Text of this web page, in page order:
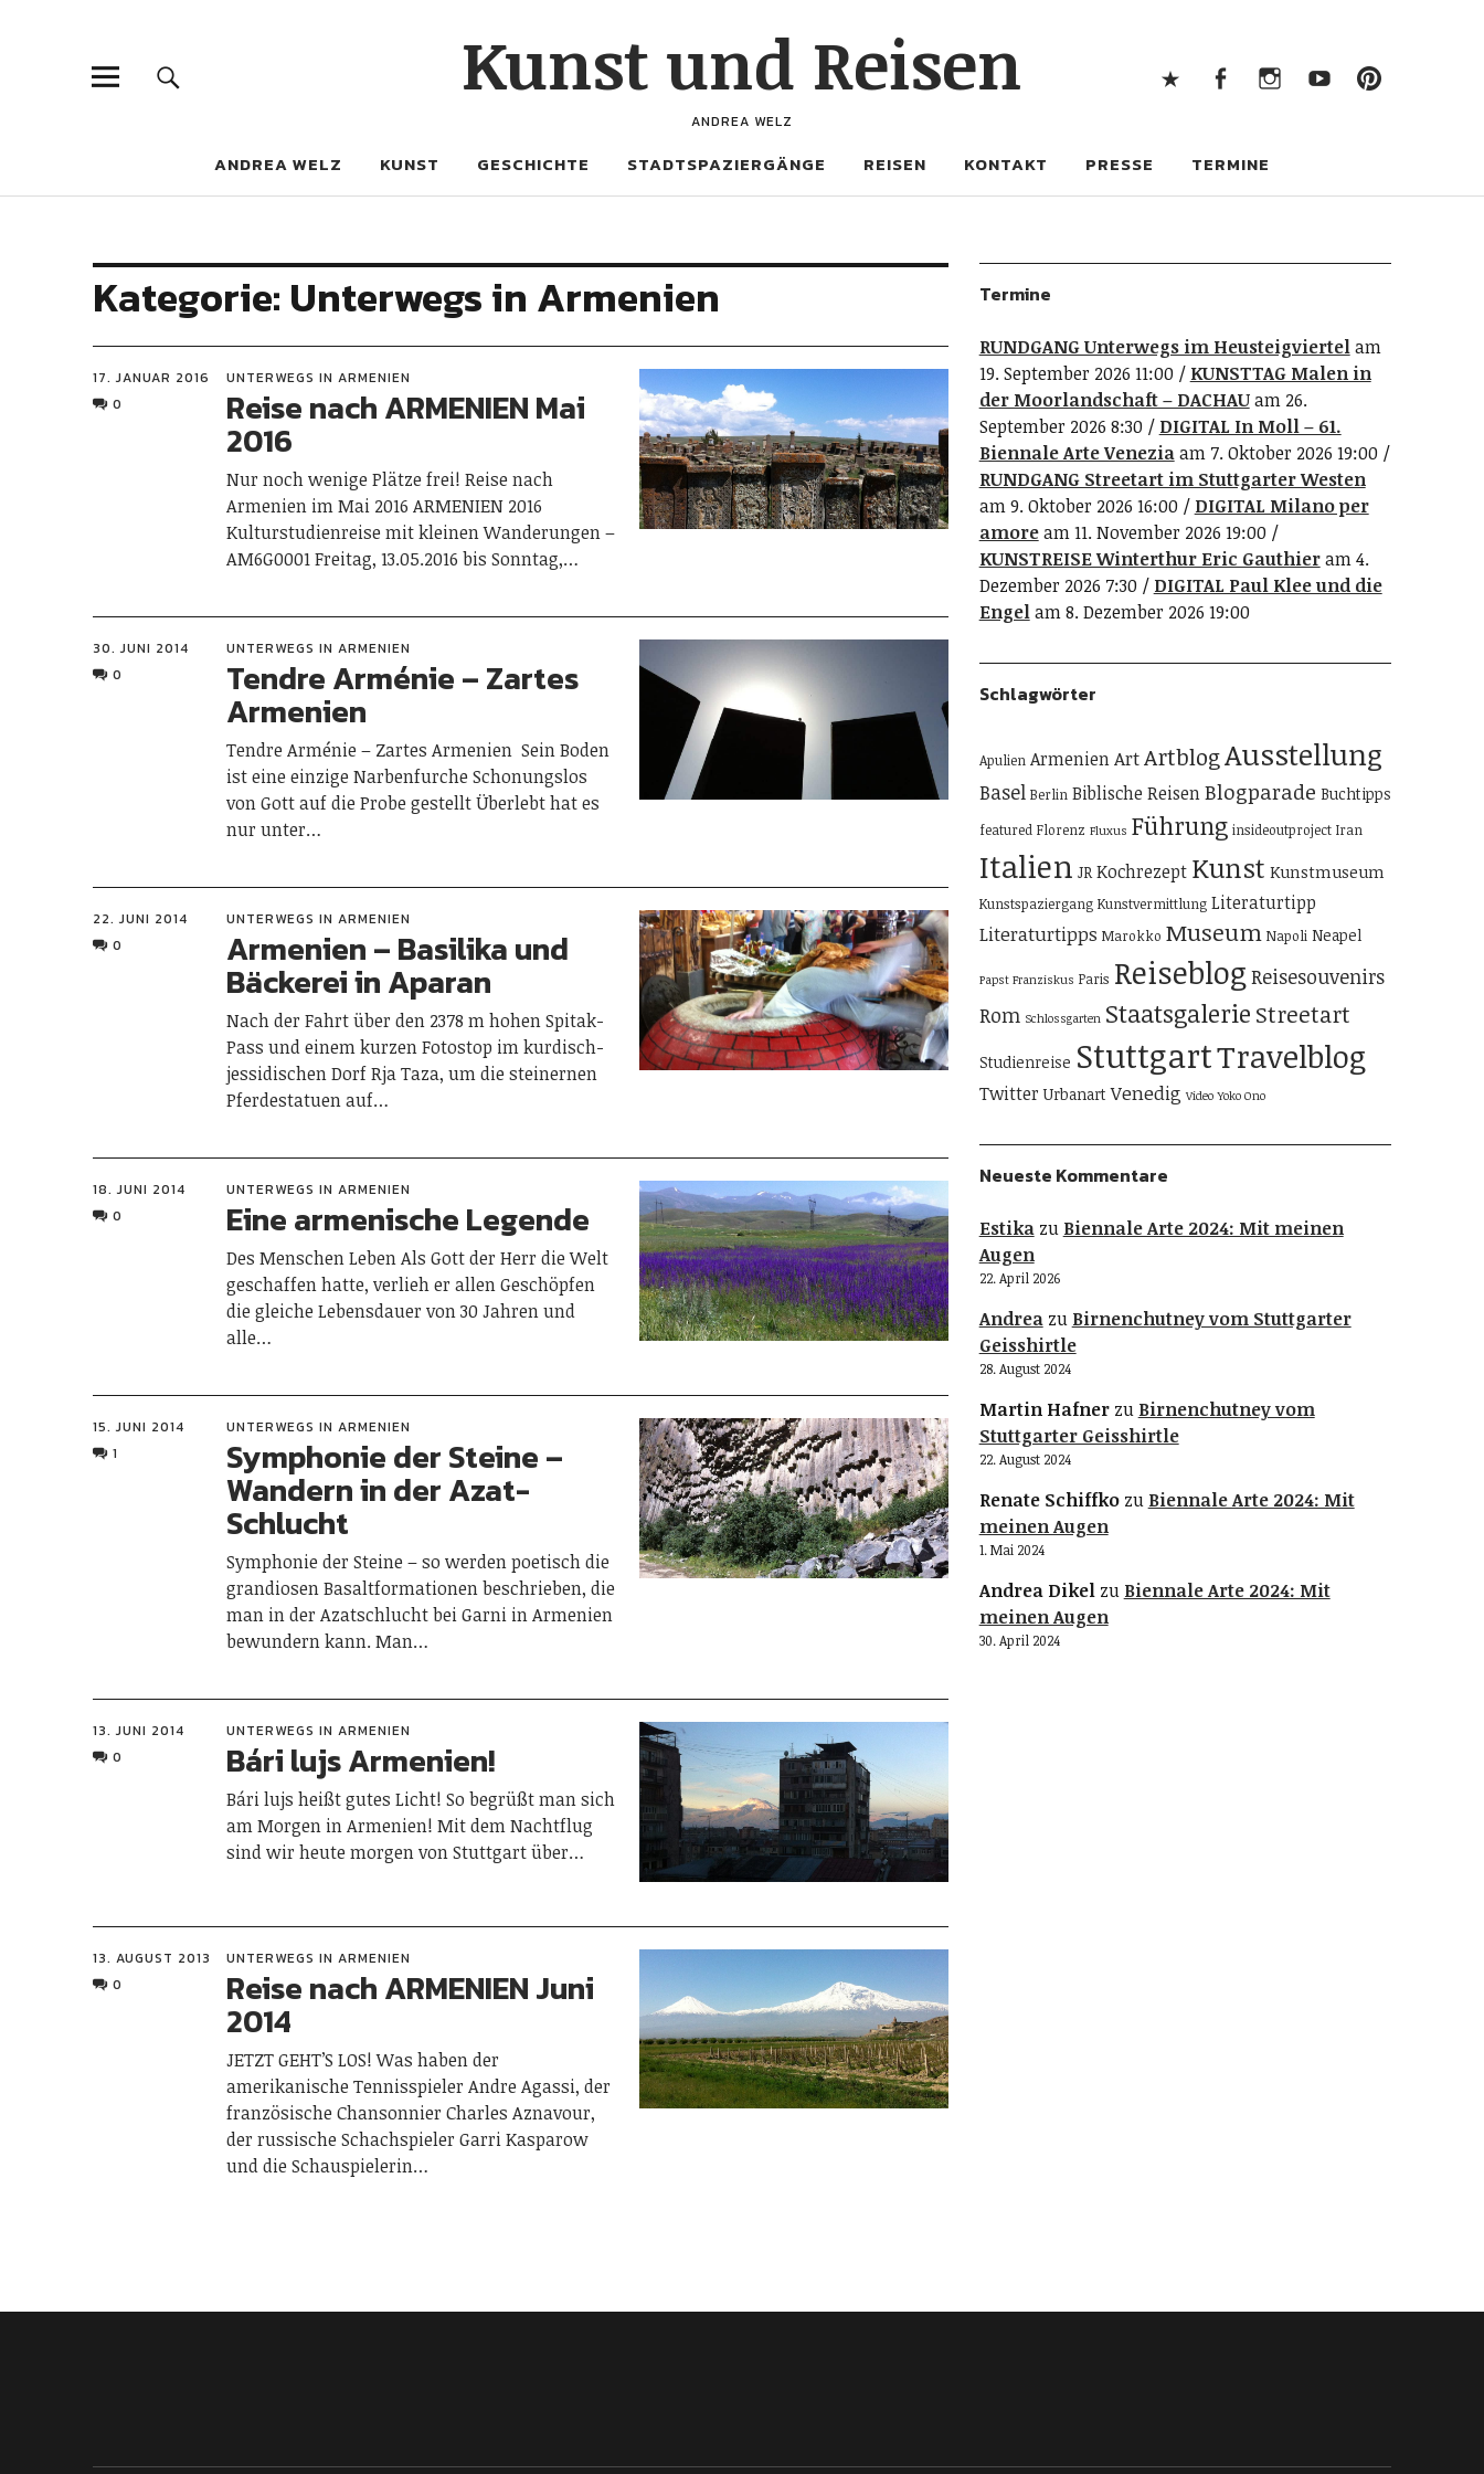
Kunst und Reisen
ANDREA WELZ
ANDREA WELZ KUNST GESCHICHTE STADTSPAZIERGÄNGE REISEN KONTAKT PRESSE TERMINE
Kategorie: Unterwegs in Armenien
17. JANUAR 2016
0
UNTERWEGS IN ARMENIEN
Reise nach ARMENIEN Mai
2016
Nur noch wenige Plätze frei! Reise nach
Armenien im Mai 2016 ARMENIEN 2016
Kulturstudienreise mit kleinen Wanderungen –
AM6G0001 Freitag, 13.05.2016 bis Sonntag,…
30. JUNI 2014
0
UNTERWEGS IN ARMENIEN
Tendre Arménie – Zartes
Armenien
Tendre Arménie – Zartes Armenien Sein Boden
ist eine einzige Narbenfurche Schonungslos
von Gott auf die Probe gestellt Überlebt hat es
nur unter…
22. JUNI 2014
0
UNTERWEGS IN ARMENIEN
Armenien – Basilika und
Bäckerei in Aparan
Nach der Fahrt über den 2378 m hohen Spitak-
Pass und einem kurzen Fotostop im kurdisch-
jessidischen Dorf Rja Taza, um die steinernen
Pferdestatuen auf…
18. JUNI 2014
0
UNTERWEGS IN ARMENIEN
Eine armenische Legende
Des Menschen Leben Als Gott der Herr die Welt
geschaffen hatte, verlieh er allen Geschöpfen
die gleiche Lebensdauer von 30 Jahren und
alle…
15. JUNI 2014
1
UNTERWEGS IN ARMENIEN
Symphonie der Steine –
Wandern in der Azat-
Schlucht
Symphonie der Steine – so werden poetisch die
grandiosen Basaltformationen beschrieben, die
man in der Azatschlucht bei Garni in Armenien
bewundern kann. Man…
13. JUNI 2014
0
UNTERWEGS IN ARMENIEN
Bári lujs Armenien!
Bári lujs heißt gutes Licht! So begrüßt man sich
am Morgen in Armenien! Mit dem Nachtflug
sind wir heute morgen von Stuttgart über…
13. AUGUST 2013
0
UNTERWEGS IN ARMENIEN
Reise nach ARMENIEN Juni
2014
JETZT GEHT’S LOS! Was haben der
amerikanische Tennisspieler Andre Agassi, der
französische Chansonnier Charles Aznavour,
der russische Schachspieler Garri Kasparow
und die Schauspielerin…
Termine
RUNDGANG Unterwegs im Heusteigviertelam
19. September 2026 11:00
KUNSTTAG Malen in
der Moorlandschaft – DACHAUam 26.
September 2026 8:30
DIGITAL In Moll – 61.
Biennale Arte Veneziaam 7. Oktober 2026 19:00
RUNDGANG Streetart im Stuttgarter Westen
am 9. Oktober 2026 16:00
DIGITAL Milano per
amoream 11. November 2026 19:00
KUNSTREISE Winterthur Eric Gauthieram 4.
Dezember 2026 7:30
DIGITAL Paul Klee und die
Engelam 8. Dezember 2026 19:00
Schlagwörter
Apulien ArmenienArtArtblogAusstellung
Basel Berlin Biblische ReisenBlogparade Buchtipps
featured Florenz Fluxus Führung insideoutproject Iran
Italien JR Kochrezept Kunst Kunstmuseum
Kunstspaziergang Kunstvermittlung Literaturtipp
Literaturtipps Marokko Museum Napoli Neapel
Papst Franziskus Paris Reiseblog Reisesouvenirs
Rom Schlossgarten Staatsgalerie Streetart
Studienreise StuttgartTravelblog
Twitter Urbanart Venedig Video Yoko Ono
Neueste Kommentare
Estikazu Biennale Arte 2024: Mit meinen
Augen
22. April 2026
Andreazu Birnenchutney vom Stuttgarter
Geisshirtle
28. August 2024
Martin Hafnerzu Birnenchutney vom
Stuttgarter Geisshirtle
22. August 2024
Renate Schiffkozu Biennale Arte 2024: Mit
meinen Augen
1. Mai 2024
Andrea Dikelzu Biennale Arte 2024: Mit
meinen Augen
30. April 2024